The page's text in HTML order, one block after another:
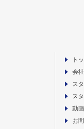
ト
会
ス
ス
動
お